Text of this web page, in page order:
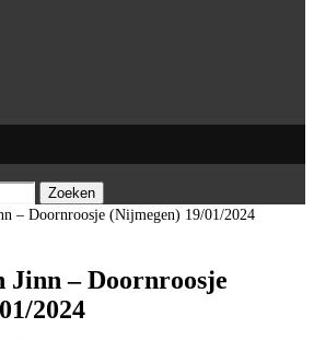
Zoeken
– Doornroosje (Nijmegen) 19/01/2024
Jinn – Doornroosje
2024